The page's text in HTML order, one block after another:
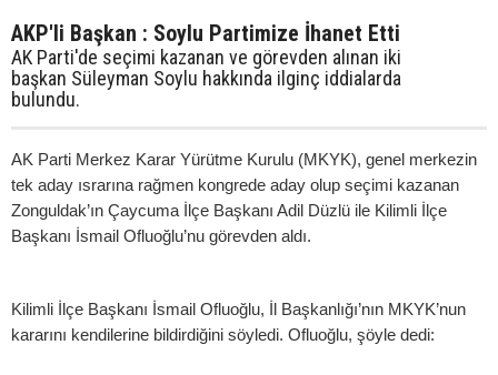
AKP'li Başkan : Soylu Partimize İhanet Etti
AK Parti'de seçimi kazanan ve görevden alınan iki
başkan Süleyman Soylu hakkında ilginç iddialarda
bulundu.
AK Parti Merkez Karar Yürütme Kurulu (MKYK), genel merkezin
tek aday ısrarına rağmen kongrede aday olup seçimi kazanan
Zonguldak’ın Çaycuma İlçe Başkanı Adil Düzlü ile Kilimli İlçe
Başkanı İsmail Ofluoğlu’nu görevden aldı.
Kilimli İlçe Başkanı İsmail Ofluoğlu, İl Başkanlığı’nın MKYK’nun
kararını kendilerine bildirdiğini söyledi. Ofluoğlu, şöyle dedi: